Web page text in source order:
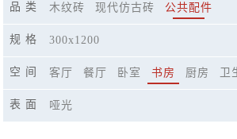
品 类 木纹砖 现代仿古砖 公共配件
规 格 300x1200
空 间 客厅 餐厅 卧室 书房 厨房 卫
表 面 哑光